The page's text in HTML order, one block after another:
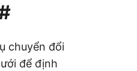
chuyển đổi
để định